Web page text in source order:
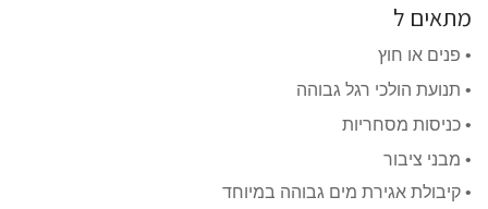
מתאים ל
• פנים או חוץ
• תנועת הולכי רגל גבוהה
• כניסות מסחריות
• מבני ציבור
• קיבולת אגירת מים גבוהה במיוחד